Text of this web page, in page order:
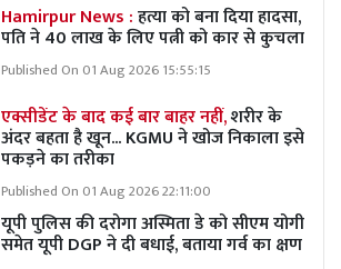
Hamirpur News :हत्या को बना दिया हादसा,
पति ने 40 लाख के लिए पत्नी को कार से कुचला
Published On 01 Aug 2026 15:55:15
एक्सीडेंट के बाद कई बार बाहर नहीं,शरीर के
अंदर बहता है खून... KGMU ने खोज निकाला इसे
पकड़ने का तरीका
Published On 01 Aug 2026 22:11:00
यूपी पुलिस की दरोगा अस्मिता डे को सीएम योगी
समेत यूपी DGP ने दी बधाई, बताया गर्व का क्षण